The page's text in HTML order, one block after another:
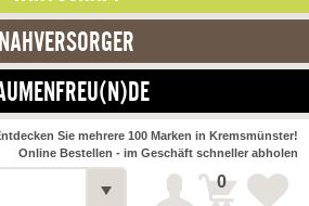
NAHVERSORGER
Alle Webseiten
Sie mehrere 100 Marken in Kremsmünster!
Online Bestellen - im Geschäft schneller abholen
0
Detail